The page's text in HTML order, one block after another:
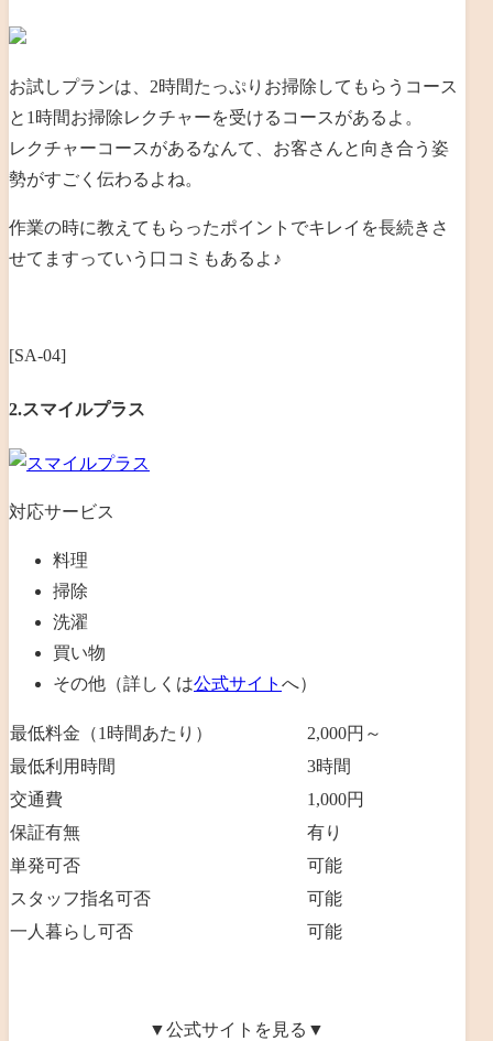
お試しプランは、 2時間たっぷりお掃除してもらうコース
と 1 時間お掃除レクチャーを受けるコースがあるよ。
レクチャーコースがあるなんて、お客さんと向き合う姿
勢がすごく伝わるよね。
作業の時に教えてもらったポイントでキレイを長続きさ
せてますっていう口コミもあるよ♪
[SA-04]
2.スマイルプラス
対応サービス
料理
掃除
洗濯
買い物
その他（詳しくは公式サイト へ）
最低料金（1時間あたり）
2,000円～
最低利用時間
3時間
交通費
1,000円
保証有無
有り
単発可否
可能
スタッフ指名可否
可能
一人暮らし可否
可能
▼公式サイトを見る▼